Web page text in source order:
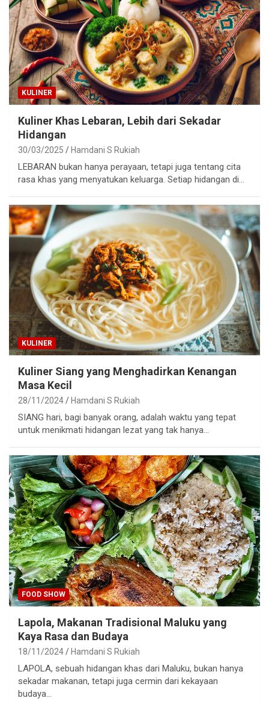
KULINER
Kuliner Khas Lebaran, Lebih dari Sekadar
Hidangan
30/03/2025 Hamdani S Rukiah
LEBARAN bukan hanya perayaan, tetapi juga tentang cita
rasa khas yang menyatukan keluarga. Setiap hidangan di…
KULINER
Kuliner Siang yang Menghadirkan Kenangan
Masa Kecil
28/11/2024 Hamdani S Rukiah
SIANG hari, bagi banyak orang, adalah waktu yang tepat
untuk menikmati hidangan lezat yang tak hanya…
FOOD SHOW
Lapola, Makanan Tradisional Maluku yang
Kaya Rasa dan Budaya
18/11/2024 Hamdani S Rukiah
LAPOLA, sebuah hidangan khas dari Maluku, bukan hanya
sekadar makanan, tetapi juga cermin dari kekayaan
budaya…